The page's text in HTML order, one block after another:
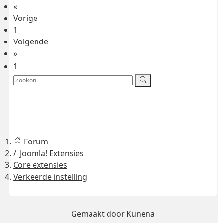
«
Vorige
1
Volgende
»
1
Forum
Joomla! Extensies
Core extensies
Verkeerde instelling
Gemaakt door Kunena